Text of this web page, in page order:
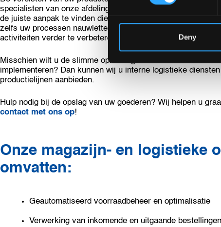
Deny
specialisten van onze afdeling Logistieke Engineering
de juiste aanpak te vinden die u nodig hebt. En zodra het
zelfs uw processen nauwlettend in de gaten en doen ze
activiteiten verder te verbeteren.
Misschien wilt u de slimme oplossingen van LOGISTEED
implementeren? Dan kunnen wij u interne logistieke
productielijnen aanbieden.
Hulp nodig bij de opslag van uw goederen? Wij helpen u
contact met ons op!
Onze magazijn- en logistieke
omvatten:
Geautomatiseerd voorraadbeheer en optimalisatie
Verwerking van inkomende en uitgaande bestellingen